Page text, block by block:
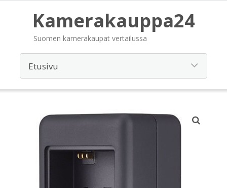
Kamerakauppa24
Suomen kamerakaupat vertailussa